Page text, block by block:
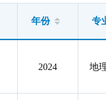
年份 专
2024 地